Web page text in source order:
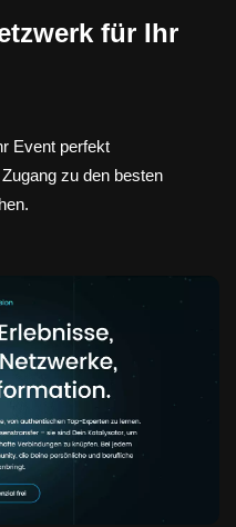
für Ihr
Event perfekt
zu den besten